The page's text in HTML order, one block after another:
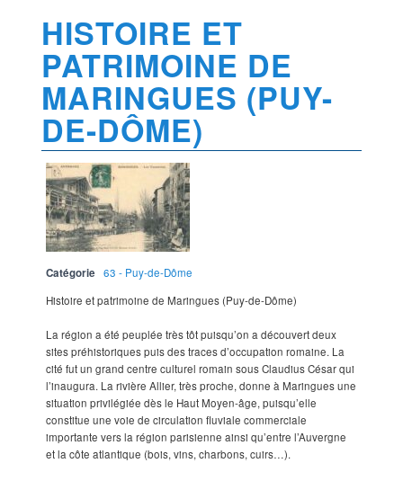
HISTOIRE ET
PATRIMOINE DE
MARINGUES (PUY-
DE-DÔME)
Catégorie
63 - Puy-de-Dôme
Histoire et patrimoine de Maringues (Puy-de-Dôme)
La région a été peuplée très tôt puisqu’on a découvert deux
sites préhistoriques puis des traces d’occupation romaine. La
cité fut un grand centre culturel romain sous Claudius César qui
l’inaugura. La rivière Allier, très proche, donne à Maringues une
situation privilégiée dès le Haut Moyen-âge, puisqu’elle
constitue une voie de circulation fluviale commerciale
importante vers la région parisienne ainsi qu’entre l’Auvergne
et la côte atlantique (bois, vins, charbons, cuirs…).